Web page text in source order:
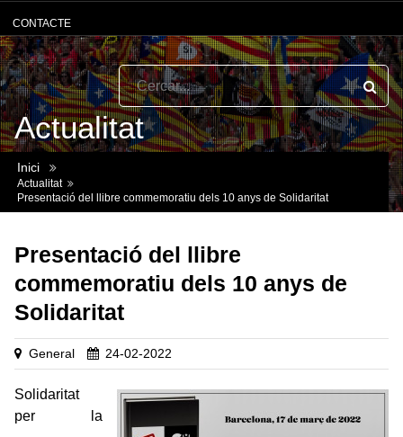
CONTACTE
Inici
Actualitat
Presentació del llibre commemoratiu dels 10 anys de Solidaritat
Actualitat
Presentació del llibre
commemoratiu dels 10 anys de
Solidaritat
General 24-02-2022
Solidaritat
per la